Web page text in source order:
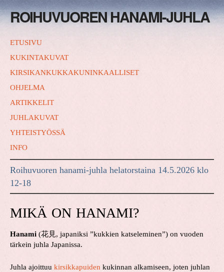
ROIHUVUOREN HANAMI-JUHLA
ETUSIVU
KUKINTAKUVAT
KIRSIKANKUKKAKUNINKAALLISET
OHJELMA
ARTIKKELIT
JUHLAKUVAT
YHTEISTYÖSSÄ
INFO
Roihuvuoren hanami-juhla helatorstaina 14.5.2026 klo
12-18
MIKÄ ON HANAMI?
Hanami (花見, japaniksi ”kukkien katseleminen”) on vuoden
tärkein juhla Japanissa.
Juhla ajoittuu kirsikkapuiden kukinnan alkamiseen, joten juhlan